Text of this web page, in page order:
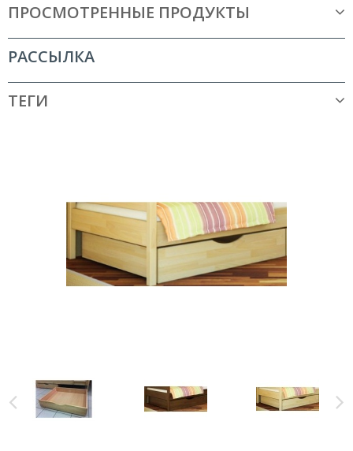
ПРОСМОТРЕННЫЕ ПРОДУКТЫ
РАССЫЛКА
ТЕГИ